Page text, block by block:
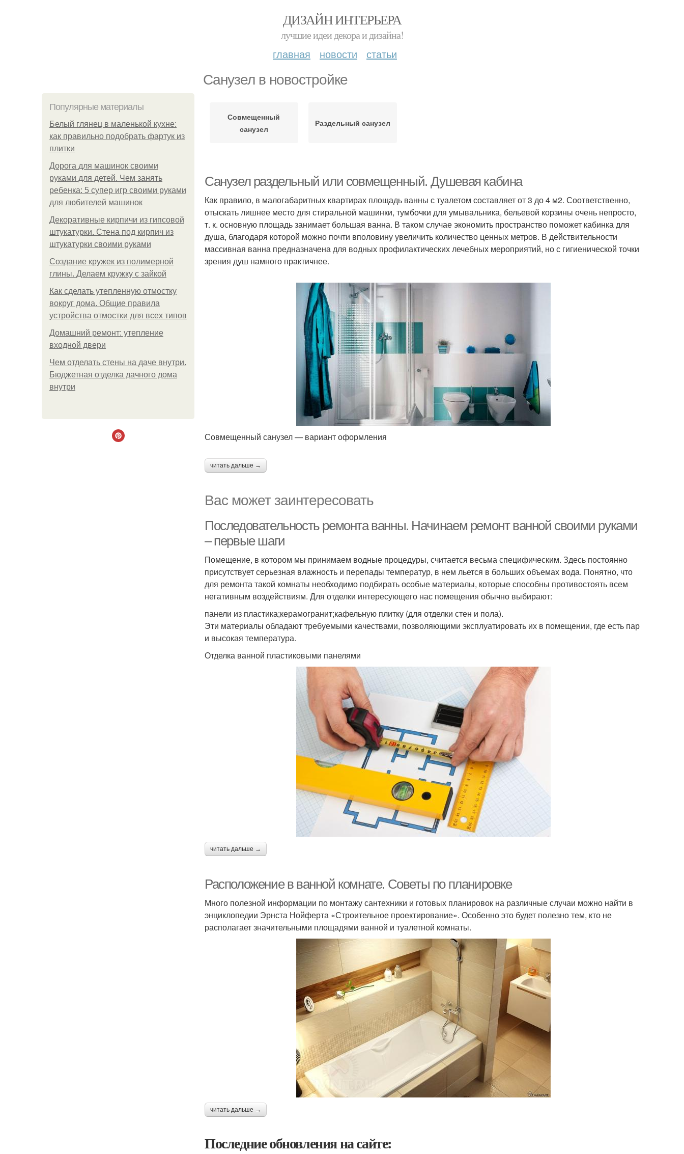
ДИЗАЙН ИНТЕРЬЕРА
лучшие идеи декора и дизайна!
главная новости статьи
Санузел в новостройке
Популярные материалы
Белый глянец в маленькой кухне:
как правильно подобрать фартук из
плитки
Дорога для машинок своими
руками для детей. Чем занять
ребенка: 5 супер игр своими руками
для любителей машинок
Декоративные кирпичи из гипсовой
штукатурки. Стена под кирпич из
штукатурки своими руками
Создание кружек из полимерной
глины. Делаем кружку с зайкой
Как сделать утепленную отмостку
вокруг дома. Общие правила
устройства отмостки для всех типов
Домашний ремонт: утепление
входной двери
Чем отделать стены на даче внутри.
Бюджетная отделка дачного дома
внутри
Совмещенный
санузел
Раздельный санузел
Санузел раздельный или совмещенный. Душевая кабина
Как правило, в малогабаритных квартирах площадь ванны с туалетом составляет от 3 до 4 м2. Соответственно,
отыскать лишнее место для стиральной машинки, тумбочки для умывальника, бельевой корзины очень непросто,
т. к. основную площадь занимает большая ванна. В таком случае экономить пространство поможет кабинка для
душа, благодаря которой можно почти вполовину увеличить количество ценных метров. В действительности
массивная ванна предназначена для водных профилактических лечебных мероприятий, но с гигиенической точки
зрения душ намного практичнее.
Совмещенный санузел — вариант оформления
читать дальше →
Вас может заинтересовать
Последовательность ремонта ванны. Начинаем ремонт ванной своими руками
– первые шаги
Помещение, в котором мы принимаем водные процедуры, считается весьма специфическим. Здесь постоянно
присутствует серьезная влажность и перепады температур, в нем льется в больших объемах вода. Понятно, что
для ремонта такой комнаты необходимо подбирать особые материалы, которые способны противостоять всем
негативным воздействиям. Для отделки интересующего нас помещения обычно выбирают:
панели из пластика;керамогранит;кафельную плитку (для отделки стен и пола).
Эти материалы обладают требуемыми качествами, позволяющими эксплуатировать их в помещении, где есть пар
и высокая температура.
Отделка ванной пластиковыми панелями
читать дальше →
Расположение в ванной комнате. Советы по планировке
Много полезной информации по монтажу сантехники и готовых планировок на различные случаи можно найти в
энциклопедии Эрнста Нойферта «Строительное проектирование». Особенно это будет полезно тем, кто не
располагает значительными площадями ванной и туалетной комнаты.
читать дальше →
Последние обновления на сайте: